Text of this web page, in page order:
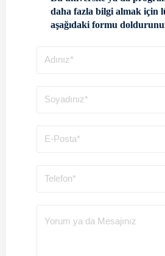
daha fazla bilgi almak için
aşağıdaki formu